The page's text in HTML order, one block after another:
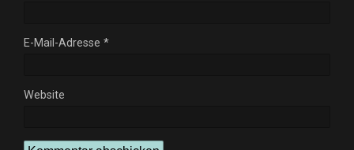
E-Mail-Adresse *
Website